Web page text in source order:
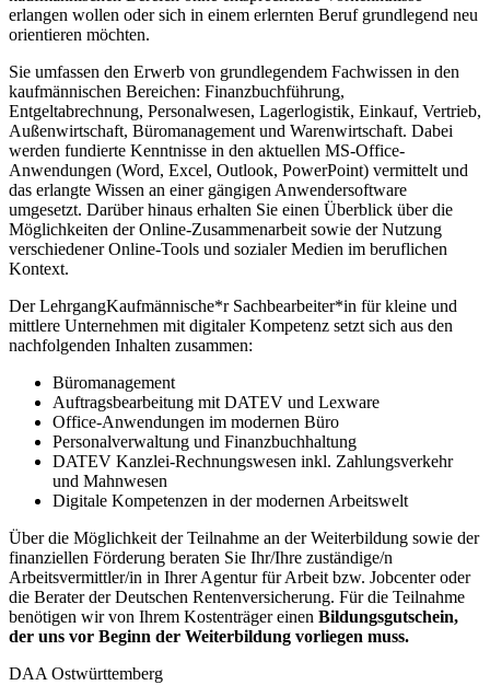
erlangen wollen oder sich in einem erlernten Beruf grundlegend neu
orientieren möchten.
Sie umfassen den Erwerb von grundlegendem Fachwissen in den
kaufmännischen Bereichen: Finanzbuchführung,
Entgeltabrechnung, Personalwesen, Lagerlogistik, Einkauf, Vertrieb,
Außenwirtschaft, Büromanagement und Warenwirtschaft. Dabei
werden fundierte Kenntnisse in den aktuellen MS-Office-
Anwendungen (Word, Excel, Outlook, PowerPoint) vermittelt und
das erlangte Wissen an einer gängigen Anwendersoftware
umgesetzt. Darüber hinaus erhalten Sie einen Überblick über die
Möglichkeiten der Online-Zusammenarbeit sowie der Nutzung
verschiedener Online-Tools und sozialer Medien im beruflichen
Kontext.
Der LehrgangKaufmännische*r Sachbearbeiter*in für kleine und
mittlere Unternehmen mit digitaler Kompetenz setzt sich aus den
nachfolgenden Inhalten zusammen:
Büromanagement
Auftragsbearbeitung mit DATEV und Lexware
Office-Anwendungen im modernen Büro
Personalverwaltung und Finanzbuchhaltung
DATEV Kanzlei-Rechnungswesen inkl. Zahlungsverkehr
und Mahnwesen
Digitale Kompetenzen in der modernen Arbeitswelt
Über die Möglichkeit der Teilnahme an der Weiterbildung sowie der
finanziellen Förderung beraten Sie Ihr/Ihre zuständige/n
Arbeitsvermittler/in in Ihrer Agentur für Arbeit bzw. Jobcenter oder
die Berater der Deutschen Rentenversicherung. Für die Teilnahme
benötigen wir von Ihrem Kostenträger einen Bildungsgutschein,
der uns vor Beginn der Weiterbildung vorliegen muss.
DAA Ostwürttemberg